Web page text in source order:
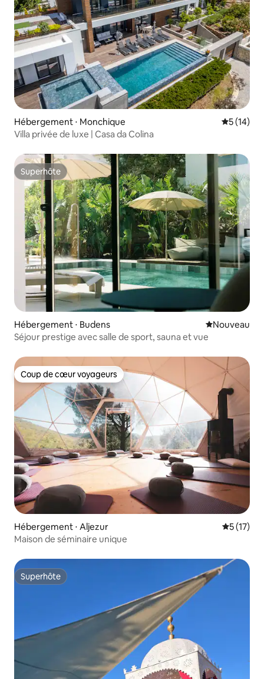
Hébergement ⋅ Monchique
5 (14)
Villa privée de luxe | Casa da Colina
Superhôte
Superhôte
Hébergement ⋅ Budens Nouvel
Nouveau
Séjour prestige avec salle de sport, sauna et vue
Coup de cœur voyageurs
Coup de cœur voyageurs
Hébergement ⋅ Aljezur
5 (17)
Maison de séminaire unique
Superhôte
Superhôte